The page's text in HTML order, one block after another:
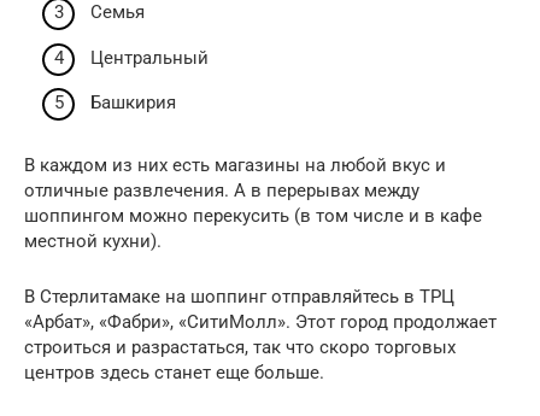
Семья
Центральный
Башкирия
В каждом из них есть магазины на любой вкус и
отличные развлечения. А в перерывах между
шоппингом можно перекусить (в том числе и в кафе
местной кухни).
В Стерлитамаке на шоппинг отправляйтесь в ТРЦ
«Арбат», «Фабри», «СитиМолл». Этот город продолжает
строиться и разрастаться, так что скоро торговых
центров здесь станет еще больше.